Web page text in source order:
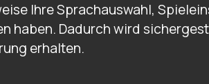
Ihre Sprachauswahl,
haben. Dadurch wird
erhalten.